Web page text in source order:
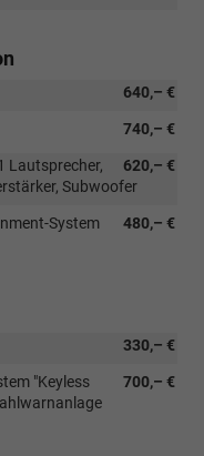
640,– €
740,– €
620,– €
Lautsprecher,
Subwoofer
480,– €
System
330,– €
700,– €
"Keyless